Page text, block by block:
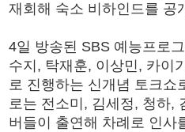
재회해 숙소 비하인드를 공
4일 방송된 SBS 예능프로
수지, 탁재훈, 이상민, 카이
로 진행하는 신개념 토크쇼
로는 전소미, 김세정, 청하,
버들이 출연해 차례로 인사